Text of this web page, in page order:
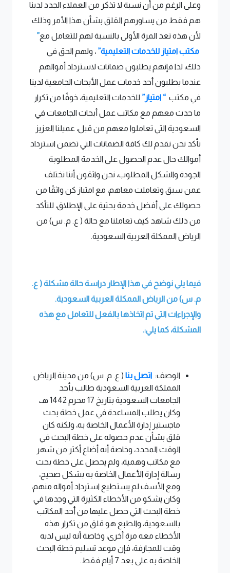
وعلى الرغم من أن نسبة لا تذكر من العملاء الجدد لدينا
هم فقط من يساورهم القلق بشأن هذا الأمر وذلك
لأن هذه تعد المرة الأولى بالنسبة لهم للتعامل مع”
مكتب امتياز للخدمات التعليمية” ، ولهم الحق في
ذلك، لذا فإنهم يطلبون ضمانات لاسترداد أموالهم
عندما يطلبون أحد خدمات عمل الأبحاث الجامعية لدينا
في مكتب “ امتياز” للخدمات التعليمية، خوفًا من تكرار
ما حدث معهم مع مكاتب عمل أبحاث الجامعات في
السعودية التي تعاملوا معهم من قبل، عميلنا العزيز
تأكد نحن نقدم لك كافة الضمانات التي تضمن استرداد
أموالك حال عدم الحصول على الخدمة المطلوبة
الجودة والشكل المطلوب، نحن واثقون أننا نختلف
عمن سبق وتعاملت معاهم، مع امتياز كن واثقًا من
حصولك على أفضل خدمة بحثية على الإطلاق، للتأكد
من ذلك شاهد كيف تعاملنا مع حالة ( ع. م. س) من
الرياض الممكلة العربية السعودية.
فيما يلي نوضح في هذا الإطار دراسة حالة مشكلة ( ع.
م. س) من الرياض الممكلة العربية السعودية.
والإجراءات التي تم اتخاذها بالفعل للتعامل مع هذه
المشكلة، كما يلي:.
الوصف: اتصل بنا ( ع. م. س) من مدينة الرياض
المملكة العربية السعودية طالب بأحد
الجامعات السعودية بتاريخ 17 محرم 1442 هـ،
وكان يطلب المساعدة في عمل خطة بحث
ماجستير إدارة الأعمال الخاصة به، ولكنه كان
قلق بشأن عدم حصوله على خطة البحث في
الوقت المحدد، وخاصة أنه أضاع أكثر من شهر
مع مكاتب وهمية، ولم يحصل على خطة بحث
رسالة إدارة الأعمال الخاصة به بشكل صحيح،
ومع الأسف لم يستطيع استرداد أمواله منهم،
وكان يشكو من الأخطاء الكثيرة التي وجدها في
خطة البحث التي حصل عليها من أحد المكاتب
بالسعودية، والطبع هو قلق من تكرار هذه
الأخطاء معه مرة أخرى، وخاصة أنه ليس لديه
وقت للمجازفة، فإن موعد تسليم خطة البحث
الخاصة به على بعد 7 أيام فقط.